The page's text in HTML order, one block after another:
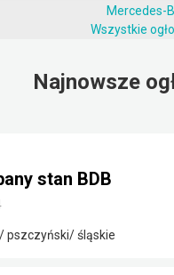
Mercedes-
Wszystkie
Najnowsze
stan BDB
pszczyński/ śląskie